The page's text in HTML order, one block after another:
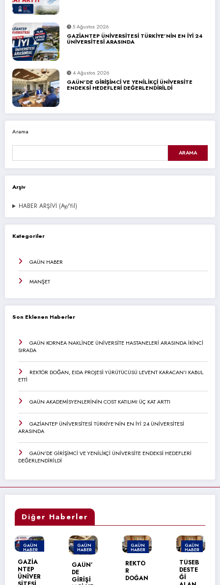
5 Ağustos 2026
GAZİANTEP ÜNİVERSİTESİ TÜRKİYE’NİN EN İYİ 24
ÜNİVERSİTESİ ARASINDA
4 Ağustos 2026
GAÜN’DE GİRİŞİMCİ VE YENİLİKÇİ ÜNİVERSİTE
ENDEKSİ HEDEFLERİ DEĞERLENDİRİLDİ
Arama
ARAMA
Arşiv
HABER ARŞİVİ (Ay/Yıl)
Kategoriler
GAÜN HABER
MANŞET
Son Eklenen Haberler
GAÜN KORNEA NAKLİNDE ÜNİVERSİTE HASTANELERİ ARASINDA İKİNCİ
SIRADA
REKTÖR DOĞAN, EIDA PROJESİ YÜRÜTÜCÜSÜ LEVENT KARACAN’I KABUL
ETTİ
GAÜN AKADEMİSYENLERİNİN COST KATILIMI ÜÇ KAT ARTTI
GAZİANTEP ÜNİVERSİTESİ TÜRKİYE’NİN EN İYİ 24 ÜNİVERSİTESİ
ARASINDA
GAÜN’DE GİRİŞİMCİ VE YENİLİKÇİ ÜNİVERSİTE ENDEKSİ HEDEFLERİ
DEĞERLENDİRİLDİ
Diğer Haberler
GAÜN
HABER
MANŞET
GAZİA
ÜNİVER
GAÜN
HABER
GAÜN’
GİRİŞİ
GAÜN
HABER
REKTÖ
DOĞAN
GAÜN
HABER
TÜSEB
DESTE